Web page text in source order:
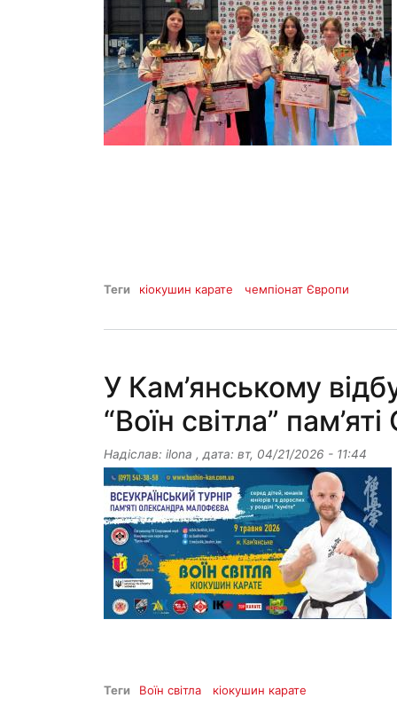
Теги кіокушин карате чемпіонат Європи
У Кам’янському
“Воїн світла”
Надіслав: ilona , дата: вт, 04/21/2026 - 11:44
Теги Воїн світла кіокушин карате